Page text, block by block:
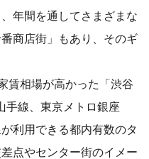
年間を通してさまざまな
商店街」もあり、そのギ
賃相場が高かった「渋谷
線、東京メトロ銀座
利用できる都内有数のタ
点やセンター街のイメー